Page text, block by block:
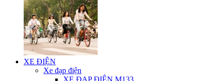
XE ĐIỆN
Xe đạp điện
XE ĐẠP ĐIỆN M133